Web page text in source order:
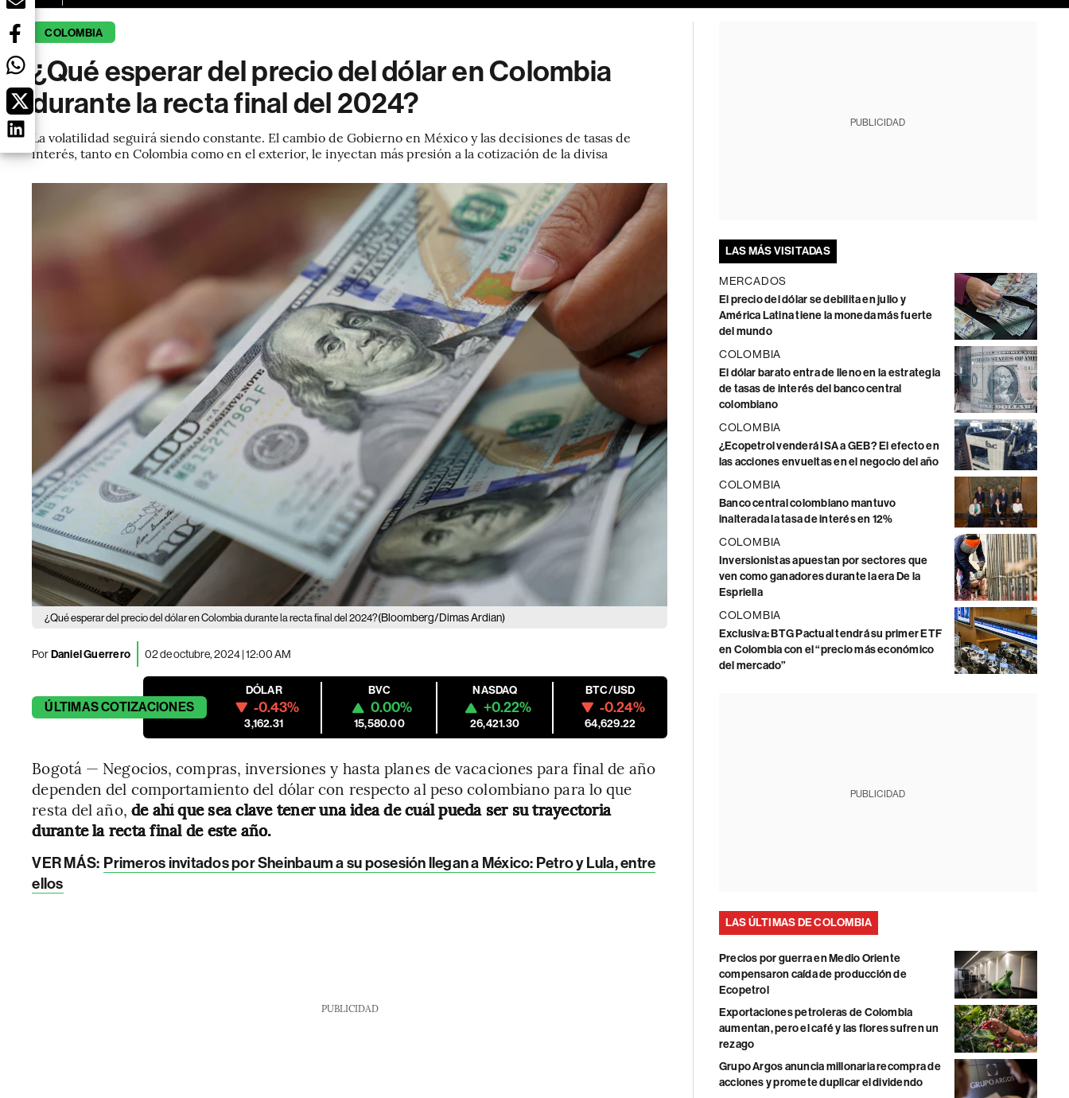
COLOMBIA
¿Qué esperar del precio del dólar en Colombia
durante la recta final del 2024?
La volatilidad seguirá siendo constante. El cambio de Gobierno en México y las decisiones de tasas de
interés, tanto en Colombia como en el exterior, le inyectan más presión a la cotización de la divisa
¿Qué esperar del precio del dólar en Colombia durante la recta final del 2024?(Bloomberg/Dimas Ardian)
PorDaniel Guerrero 02 de octubre, 2024 | 12:00 AM
ÚLTIMASCOTIZACIONES
DÓLAR
-0.43%
3,162.31
BVC
0.00%
15,580.00
NASDAQ
+0.22%
26,421.30
BTC/USD
-0.24%
64,629.22
Bogotá — Negocios, compras, inversiones y hasta planes de vacaciones para final de año
dependen del comportamiento del dólar con respecto al peso colombiano para lo que
resta del año, de ahí que sea clave tener una idea de cuál pueda ser su trayectoria
durante la recta final de este año.
VER MÁS: Primeros invitados por Sheinbaum a su posesión llegan a México: Petro y Lula, entre
ellos
PUBLICIDAD
PUBLICIDAD
LAS MÁS VISITADAS
MERCADOS
El precio del dólar se debilita en julio y
América Latina tiene la moneda más fuerte
del mundo
COLOMBIA
El dólar barato entra de lleno en la estrategia
de tasas de interés del banco central
colombiano
COLOMBIA
¿Ecopetrol venderá ISA a GEB? El efecto en
las acciones envueltas en el negocio del año
COLOMBIA
Banco central colombiano mantuvo
inalterada la tasa de interés en 12%
COLOMBIA
Inversionistas apuestan por sectores que
ven como ganadores durante la era De la
Espriella
COLOMBIA
Exclusiva: BTG Pactual tendrá su primer ETF
en Colombia con el “precio más económico
del mercado”
PUBLICIDAD
LAS ÚLTIMAS DE COLOMBIA
Precios por guerra en Medio Oriente
compensaron caída de producción de
Ecopetrol
Exportaciones petroleras de Colombia
aumentan, pero el café y las flores sufren un
rezago
Grupo Argos anuncia millonaria recompra de
acciones y promete duplicar el dividendo